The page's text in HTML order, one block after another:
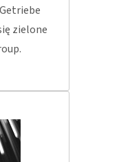
zielone